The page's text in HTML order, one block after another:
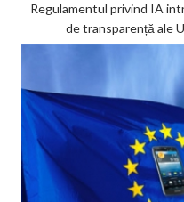
Regulamentul privind IA
de transparență ale